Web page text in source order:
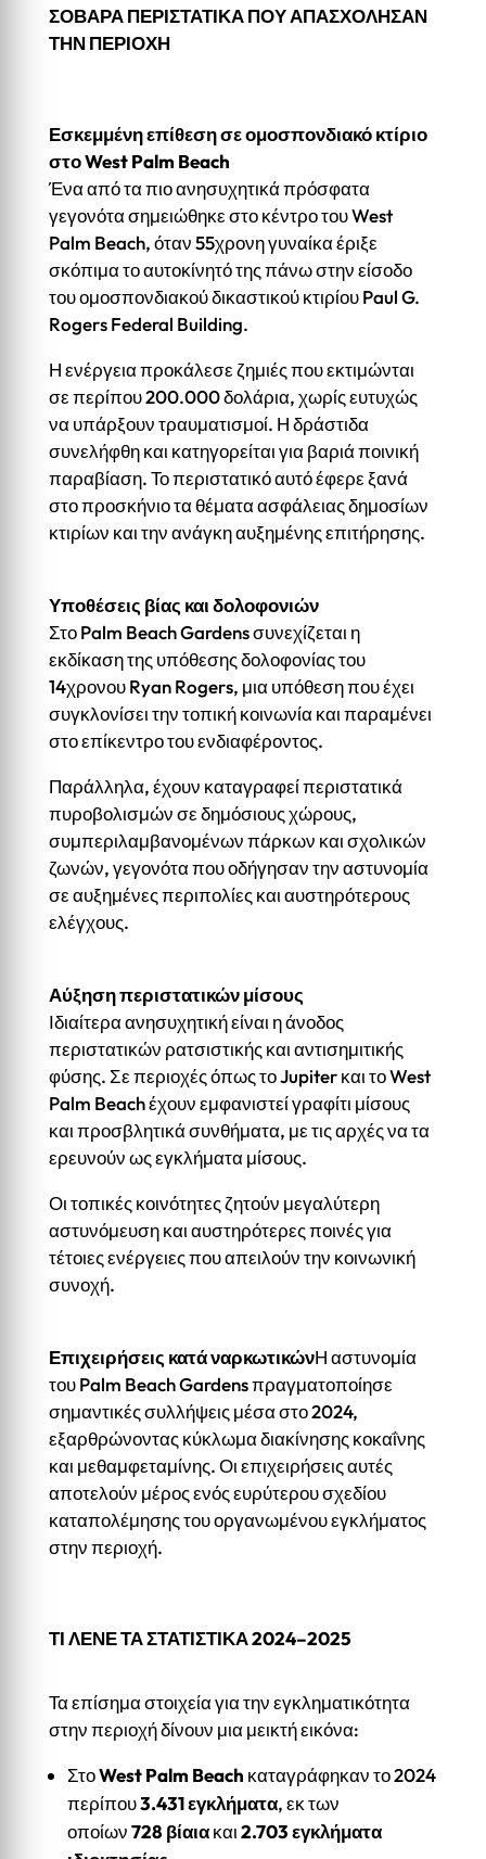
ΣΟΒΑΡΑ ΠΕΡΙΣΤΑΤΙΚΑ ΠΟΥ ΑΠΑΣΧΟΛΗΣΑΝ
ΤΗΝ ΠΕΡΙΟΧΗ
Εσκεμμένη επίθεση σε ομοσπονδιακό κτίριο
στο West Palm Beach
Ένα από τα πιο ανησυχητικά πρόσφατα
γεγονότα σημειώθηκε στο κέντρο του West
Palm Beach, όταν 55χρονη γυναίκα έριξε
σκόπιμα το αυτοκίνητό της πάνω στην είσοδο
του ομοσπονδιακού δικαστικού κτιρίου Paul G.
Rogers Federal Building.
Η ενέργεια προκάλεσε ζημιές που εκτιμώνται
σε περίπου 200.000 δολάρια, χωρίς ευτυχώς
να υπάρξουν τραυματισμοί. Η δράστιδα
συνελήφθη και κατηγορείται για βαριά ποινική
παραβίαση. Το περιστατικό αυτό έφερε ξανά
στο προσκήνιο τα θέματα ασφάλειας δημοσίων
κτιρίων και την ανάγκη αυξημένης επιτήρησης.
Υποθέσεις βίας και δολοφονιών
Στο Palm Beach Gardens συνεχίζεται η
εκδίκαση της υπόθεσης δολοφονίας του
14χρονου Ryan Rogers, μια υπόθεση που έχει
συγκλονίσει την τοπική κοινωνία και παραμένει
στο επίκεντρο του ενδιαφέροντος.
Παράλληλα, έχουν καταγραφεί περιστατικά
πυροβολισμών σε δημόσιους χώρους,
συμπεριλαμβανομένων πάρκων και σχολικών
ζωνών, γεγονότα που οδήγησαν την αστυνομία
σε αυξημένες περιπολίες και αυστηρότερους
ελέγχους.
Αύξηση περιστατικών μίσους
Ιδιαίτερα ανησυχητική είναι η άνοδος
περιστατικών ρατσιστικής και αντισημιτικής
φύσης. Σε περιοχές όπως το Jupiter και το West
Palm Beach έχουν εμφανιστεί γραφίτι μίσους
και προσβλητικά συνθήματα, με τις αρχές να τα
ερευνούν ως εγκλήματα μίσους.
Οι τοπικές κοινότητες ζητούν μεγαλύτερη
αστυνόμευση και αυστηρότερες ποινές για
τέτοιες ενέργειες που απειλούν την κοινωνική
συνοχή.
Επιχειρήσεις κατά ναρκωτικώνΗ αστυνομία
του Palm Beach Gardens πραγματοποίησε
σημαντικές συλλήψεις μέσα στο 2024,
εξαρθρώνοντας κύκλωμα διακίνησης κοκαΐνης
και μεθαμφεταμίνης. Οι επιχειρήσεις αυτές
αποτελούν μέρος ενός ευρύτερου σχεδίου
καταπολέμησης του οργανωμένου εγκλήματος
στην περιοχή.
ΤΙ ΛΕΝΕ ΤΑ ΣΤΑΤΙΣΤΙΚΑ 2024–2025
Τα επίσημα στοιχεία για την εγκληματικότητα
στην περιοχή δίνουν μια μεικτή εικόνα:
ΣτοWest Palm Beach καταγράφηκαν το 2024
περίπου3.431 εγκλήματα, εκ των
οποίων728 βίαιακαι2.703 εγκλήματα